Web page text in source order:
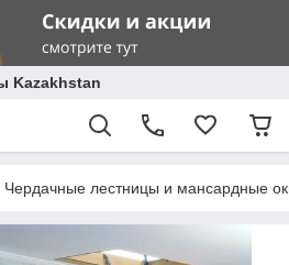
Kazakhstan
Чердачные лестницы и мансардные